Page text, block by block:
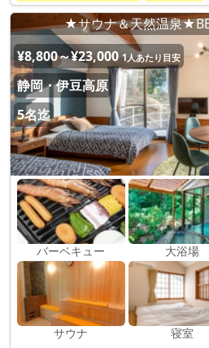
★サウナ＆天然温泉
¥8,800～¥23,000 1人あたり目安
静岡・伊豆高原
5名迄
バーベキュー 大浴場
サウナ 寝室